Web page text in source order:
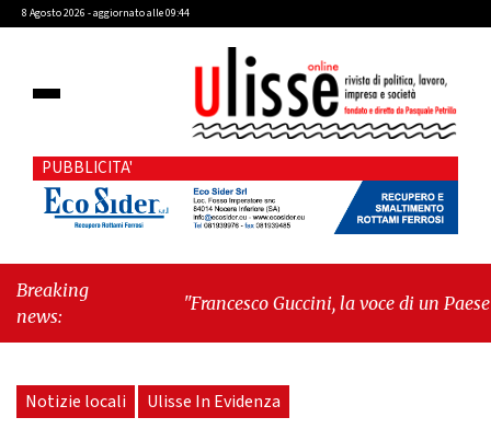
8 Agosto 2026 - aggiornato alle 09:44
PUBBLICITA'
Breaking
news:
"Francesco Guccini, la voce di un Paese
Notizie locali Ulisse In Evidenza